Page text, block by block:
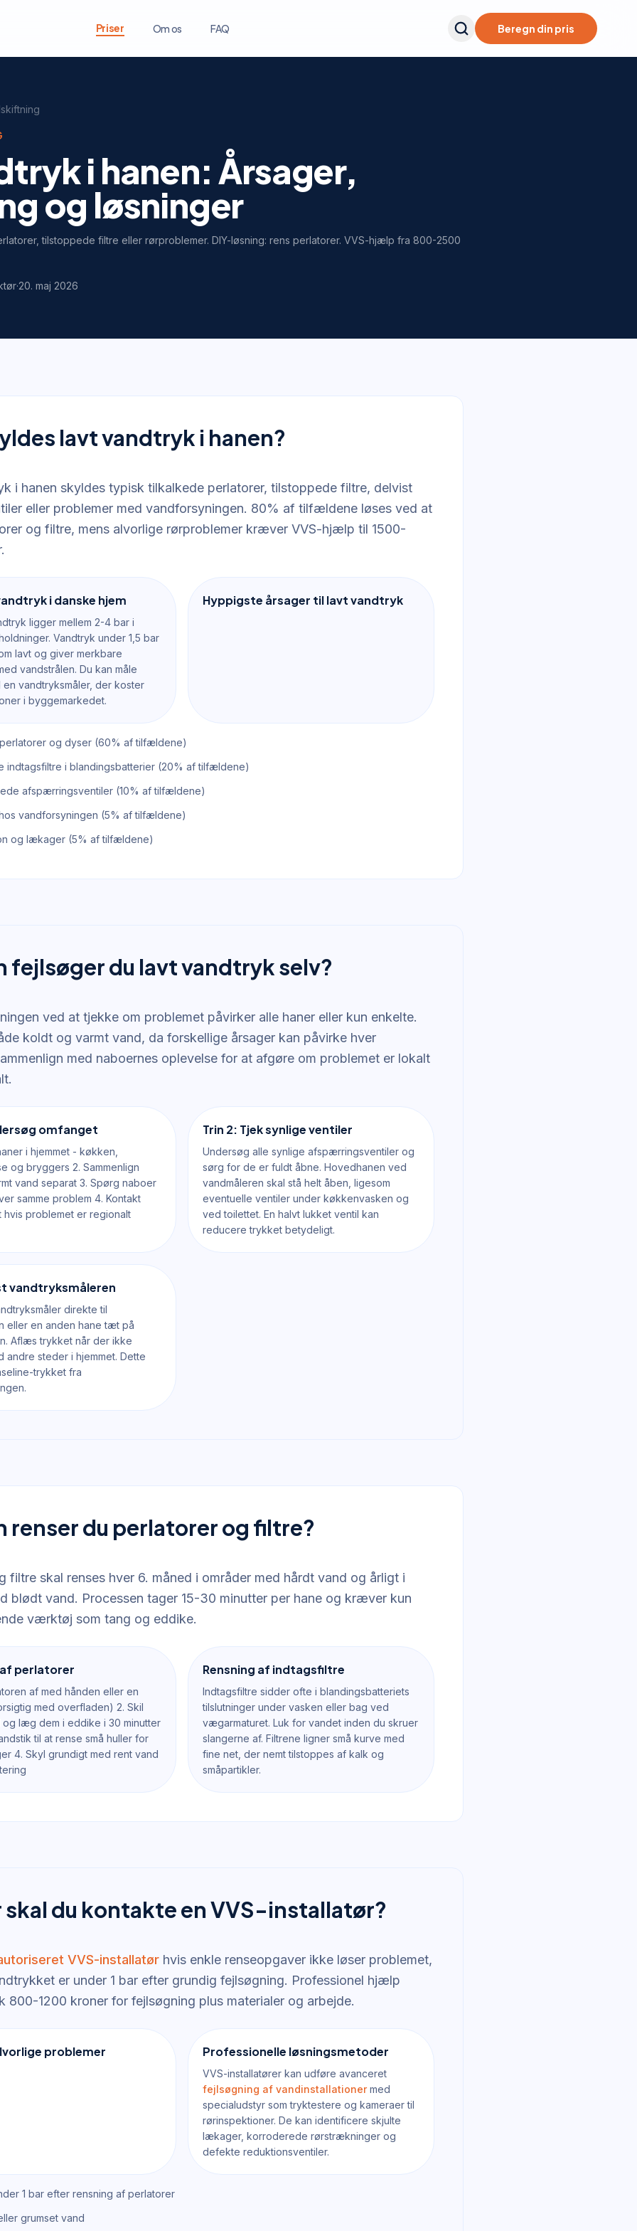
Priser Om os FAQ Beregn din pris
i hanen: Årsager,
og løsninger
tilstoppede filtre eller rørproblemer. DIY-løsning: rens perlatorer. VVS-hjælp fra 800-2500
·20. maj 2026
lavt vandtryk i hanen?
i hanen skyldes typisk tilkalkede perlatorer, tilstoppede filtre, delvist
eller problemer med vandforsyningen. 80% af tilfældene løses ved at
og filtre, mens alvorlige rørproblemer kræver VVS-hjælp til 1500-
i danske hjem
ligger mellem 2-4 bar i
Vandtryk under 1,5 bar
lavt og giver merkbare
vandstrålen. Du kan måle
vandtryksmåler, der koster
i byggemarkedet.
Hyppigste årsager til lavt vandtryk
og dyser (60% af tilfældene)
indtagsfiltre i blandingsbatterier (20% af tilfældene)
afspærringsventiler (10% af tilfældene)
vandforsyningen (5% af tilfældene)
og lækager (5% af tilfældene)
fejlsøger du lavt vandtryk selv?
ved at tjekke om problemet påvirker alle haner eller kun enkelte.
koldt og varmt vand, da forskellige årsager kan påvirke hver
med naboernes oplevelse for at afgøre om problemet er lokalt
omfanget
i hjemmet - køkken,
og bryggers 2. Sammenlign
vand separat 3. Spørg naboer
samme problem 4. Kontakt
problemet er regionalt
Trin 2: Tjek synlige ventiler
Undersøg alle synlige afspærringsventiler og
sørg for de er fuldt åbne. Hovedhanen ved
vandmåleren skal stå helt åben, ligesom
eventuelle ventiler under køkkenvasken og
ved toilettet. En halvt lukket ventil kan
reducere trykket betydeligt.
vandtryksmåleren
direkte til
eller en anden hane tæt på
Aflæs trykket når der ikke
andre steder i hjemmet. Dette
trykket fra
renser du perlatorer og filtre?
filtre skal renses hver 6. måned i områder med hårdt vand og årligt i
blødt vand. Processen tager 15-30 minutter per hane og kræver kun
værktøj som tang og eddike.
af perlatorer
af med hånden eller en
med overfladen) 2. Skil
og læg dem i eddike i 30 minutter
til at rense små huller for
4. Skyl grundigt med rent vand
Rensning af indtagsfiltre
Indtagsfiltre sidder ofte i blandingsbatteriets
tilslutninger under vasken eller bag ved
vægarmaturet. Luk for vandet inden du skruer
slangerne af. Filtrene ligner små kurve med
fine net, der nemt tilstoppes af kalk og
småpartikler.
skal du kontakte en VVS-installatør?
VVS-installatør hvis enkle renseopgaver ikke løser problemet,
er under 1 bar efter grundig fejlsøgning. Professionel hjælp
800-1200 kroner for fejlsøgning plus materialer og arbejde.
problemer Professionelle løsningsmetoder
VVS-installatører kan udføre avanceret
fejlsøgning af vandinstallationermed
specialudstyr som tryktestere og kameraer til
rørinspektioner. De kan identificere skjulte
lækager, korroderede rørstrækninger og
defekte reduktionsventiler.
1 bar efter rensning af perlatorer
grumset vand